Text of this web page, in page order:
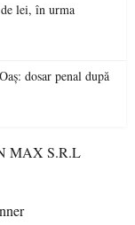
lei, în urma
dosar penal după